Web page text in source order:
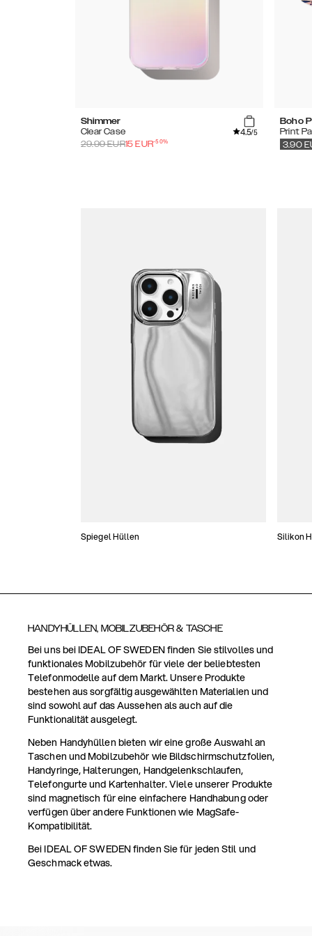
Shimmer
Clear Case
4.5/5
29.99EUR15 EUR-50%
Boho
Print
3.90
Spiegel Hüllen Silikon
HANDYHÜLLEN, MOBILZUBEHÖR & TASCHE
Bei uns bei IDEAL OF SWEDEN finden Sie stilvolles und
funktionales Mobilzubehör für viele der beliebtesten
Telefonmodelle auf dem Markt. Unsere Produkte
bestehen aus sorgfältig ausgewählten Materialien und
sind sowohl auf das Aussehen als auch auf die
Funktionalität ausgelegt.
Neben Handyhüllen bieten wir eine große Auswahl an
Taschen und Mobilzubehör wie Bildschirmschutzfolien,
Handyringe, Halterungen, Handgelenkschlaufen,
Telefongurte und Kartenhalter. Viele unserer Produkte
sind magnetisch für eine einfachere Handhabung oder
verfügen über andere Funktionen wie MagSafe-
Kompatibilität.
Bei IDEAL OF SWEDEN finden Sie für jeden Stil und
Geschmack etwas.